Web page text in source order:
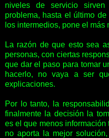
niveles de servicio
problema, hasta el último
los intermedios, pone el más
La razón de que esto sea
personas, con ciertas
que dar el paso para tomar
hacerlo, no vaya a ser
explicaciones.
Por lo tanto, la
finalmente la decisión la
es el que menos
no aporta la mejor